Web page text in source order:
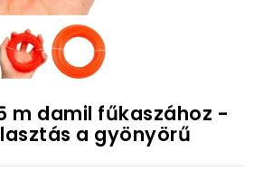
m damil fűkaszához -
a gyönyörű